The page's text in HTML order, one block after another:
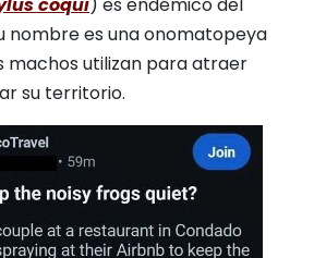
coqui) es endémico del
nombre es una onomatopeya
machos utilizan para atraer
su territorio.